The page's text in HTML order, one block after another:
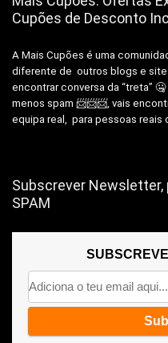
Cupões de Desconto
A Mais Cupões é uma
diferente de outros blogs e
encontrar conversa da “treta”
menos spam 📨📨📨, vais
equipa real, para pessoas reais
Subscrever
SPAM